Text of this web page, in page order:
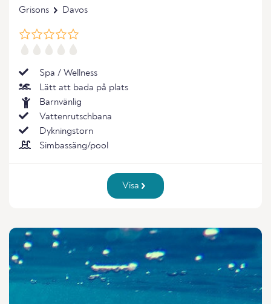
Grisons Davos
Spa / Wellness
Lätt att bada på plats
Barnvänlig
Vattenrutschbana
Dykningstorn
Simbassäng/pool
Visa